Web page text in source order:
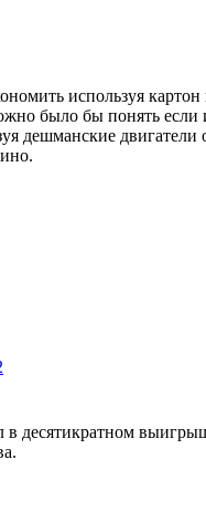
используя картон
было бы понять если
дешманские двигатели
в десятикратном